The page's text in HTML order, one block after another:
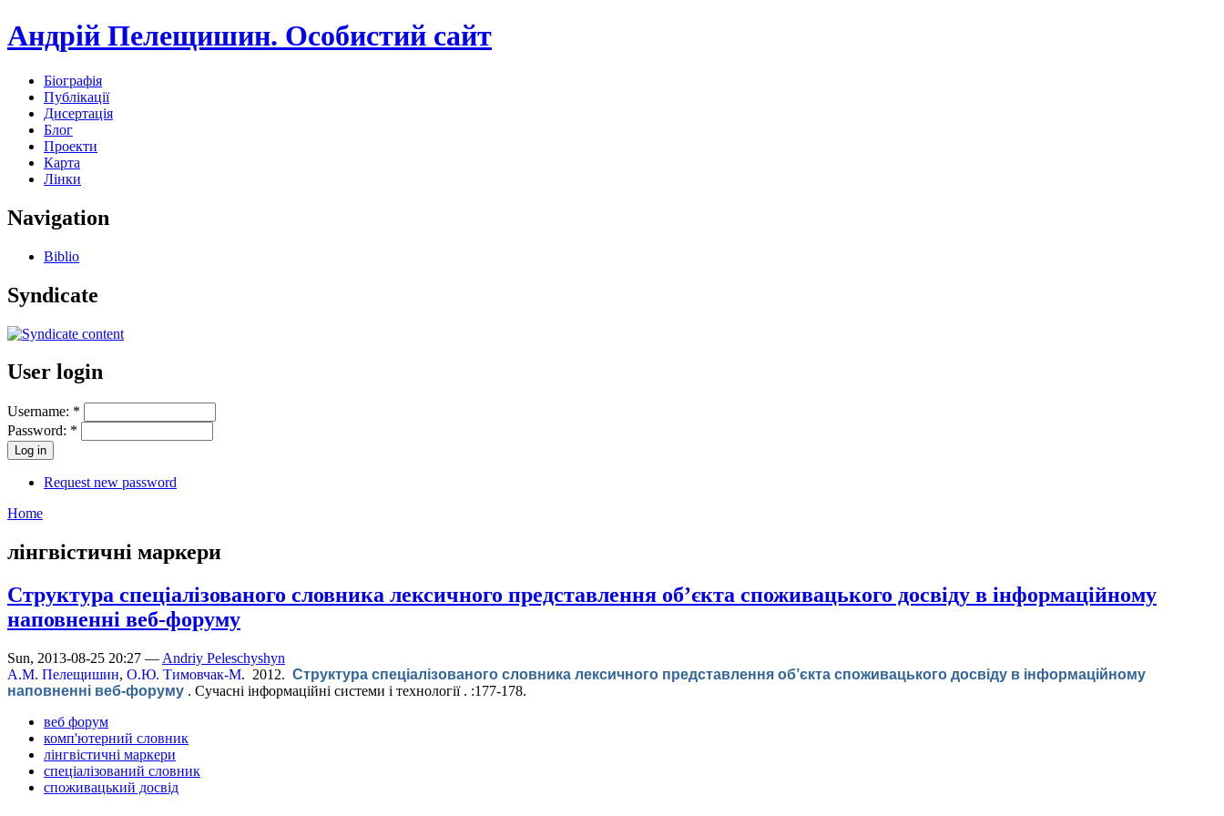
Андрій Пелещишин. Особистий сайт
Біографія
Публікації
Дисертація
Блог
Проекти
Карта
Лінки
Navigation
Biblio
Syndicate
User login
Username: *
Password: *
Request new password
Home
лінгвістичні маркери
Структура спеціалізованого словника лексичного представлення об’єкта споживацького досвіду в інформаційному
наповненні веб-форуму
Sun, 2013-08-25 20:27 — Andriy Peleschyshyn
А.М. Пелещишин, О.Ю. Тимовчак-М. 2012. Структура спеціалізованого словника лексичного представлення об’єкта споживацького досвіду в інформаційному
наповненні веб-форуму . Сучасні інформаційні системи і технології . :177-178.
веб форум
комп'ютерний словник
лінгвістичні маркери
спеціалізований словник
споживацький досвід